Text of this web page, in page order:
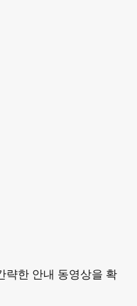
략한 안내 동영상을 확